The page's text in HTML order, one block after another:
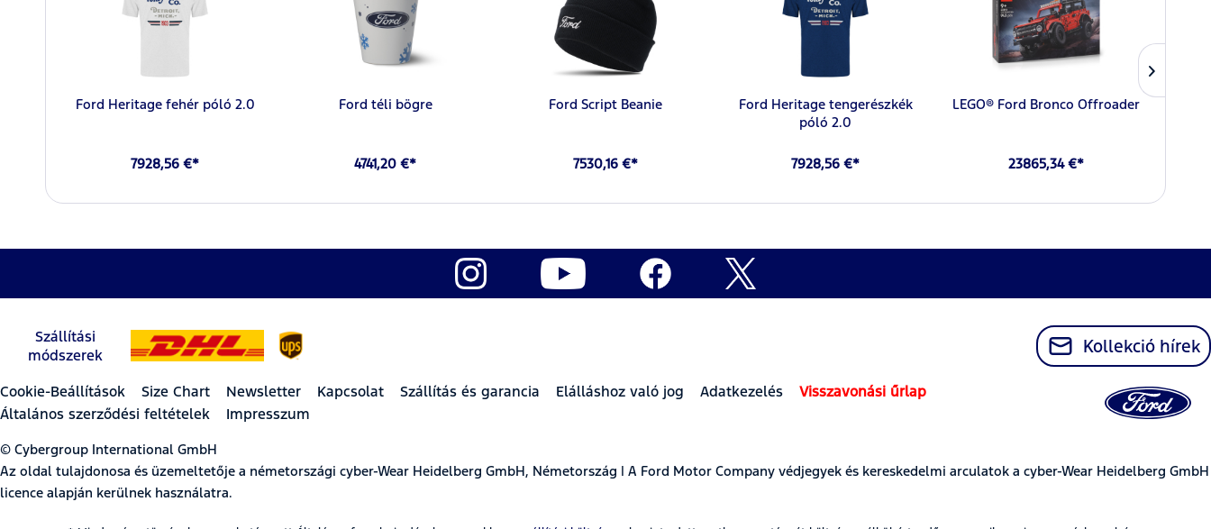
Ford Heritage fehér póló 2.0
7928,56 €*
Ford téli bögre
4741,20 €*
Ford Script Beanie
7530,16 €*
Ford Heritage tengerészkék
póló 2.0
7928,56 €*
LEGO® Ford Bronco Offroader
23865,34 €*
Szállítási
módszerek
Kollekció hírek
Cookie-Beállítások Size Chart Newsletter Kapcsolat Szállítás és garancia Elálláshoz való jog Adatkezelés
Visszavonási űrlap
Általános szerződési feltételek
Impresszum
© Cybergroup International GmbH
Az oldal tulajdonosa és üzemeltetője a németországi cyber-Wear Heidelberg GmbH, Németország | A Ford Motor Company védjegyek és kereskedelmi arculatok a cyber-Wear Heidelberg GmbH
licence alapján kerülnek használatra.